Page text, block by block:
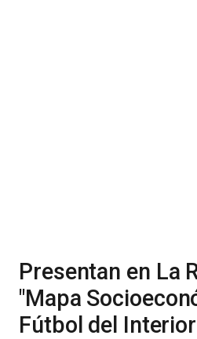
Presentan en La
"Mapa
Fútbol del